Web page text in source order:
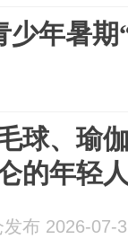
少年暑期
球、瑜
的年轻
发布 2026-07-